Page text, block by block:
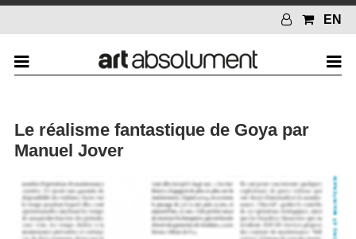
EN
Le réalisme fantastique de Goya par
Manuel Jover